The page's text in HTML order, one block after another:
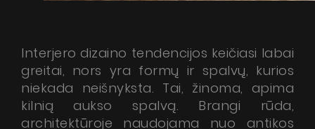
Kontaktai
Interjero dizaino tendencijos keičiasi labai
greitai, nors yra formų ir spalvų, kurios
niekada neišnyksta. Tai, žinoma, apima
kilnią aukso spalvą. Brangi rūda,
architektūroje naudojama nuo antikos